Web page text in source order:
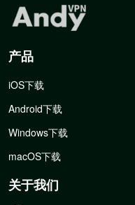
产品
iOS下载
Android下载
Windows下载
macOS下载
关于我们